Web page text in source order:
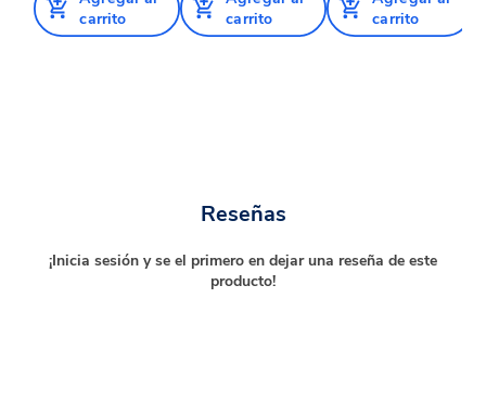
carrito carrito carrito
Reseñas
¡Inicia sesión y se el primero en dejar una reseña de este
producto!